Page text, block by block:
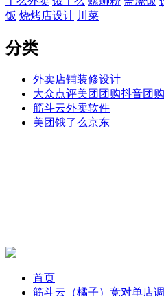
饭 烧烤店设计 川菜
分类
外卖店铺装修设计
大众点评美团团购抖音团购
筋斗云外卖软件
美团饿了么京东
首页
筋斗云（橘子）竞对单店